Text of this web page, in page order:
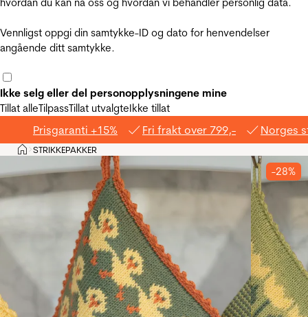
Vennligst oppgi din samtykke-ID og dato for henvendelser
angående ditt samtykke.
Ikke selg eller del personopplysningene mine
Tillat alleTilpassTillat utvalgteIkke tillat
Prisgaranti +15% Fri frakt over 799,- Norges
Hjem
>STRIKKEPAKKER
-28%